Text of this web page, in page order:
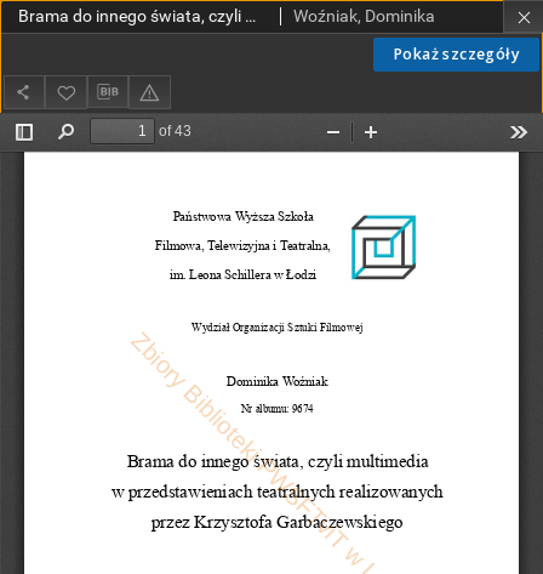
Pokaż szczegóły
Brama do innego świata, czyli multimedia w przedstawieniach teatralnych realizowanych przez Krzysztofa Garbaczewskiego Woźniak, Dominika